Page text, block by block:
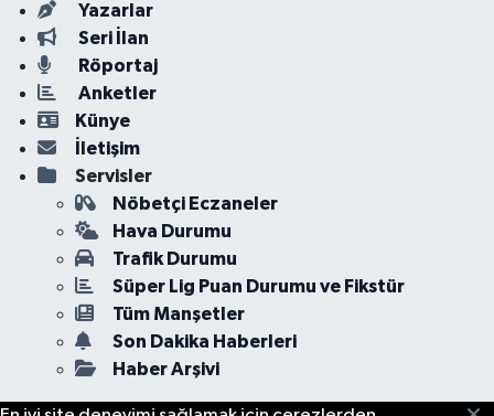
Yazarlar
Seri İlan
Röportaj
Anketler
Künye
İletişim
Servisler
Nöbetçi Eczaneler
Hava Durumu
Trafik Durumu
Süper Lig Puan Durumu ve Fikstür
Tüm Manşetler
Son Dakika Haberleri
Haber Arşivi